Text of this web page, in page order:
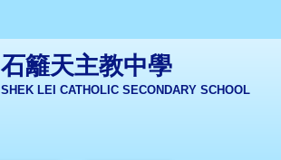
石籬天主教中學
SHEK LEI CATHOLIC SECONDARY SCHOOL